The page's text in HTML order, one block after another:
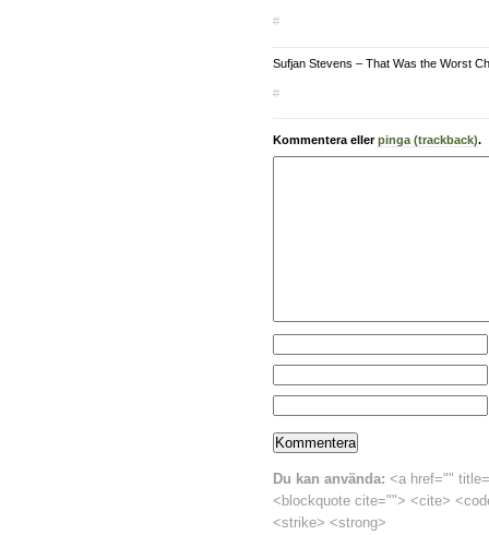
#
Sufjan Stevens – That Was the Worst
#
Kommentera ellerpinga (trackback).
Du kan använda: <a href=""
<blockquote cite=""> <cite>
<strike> <strong>